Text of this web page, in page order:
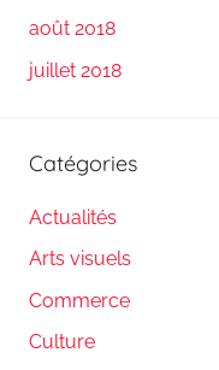
août 2018
juillet 2018
Catégories
Actualités
Arts visuels
Commerce
Culture